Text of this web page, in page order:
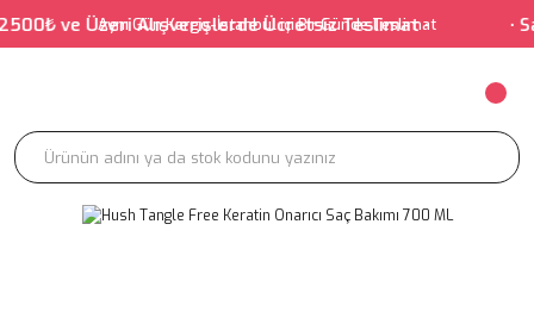
Aynı Gün Kargo-İstanbul içi Bir Günde Teslimat
ve Üzeri Alışverişlerde Ücretsiz Teslimat • •